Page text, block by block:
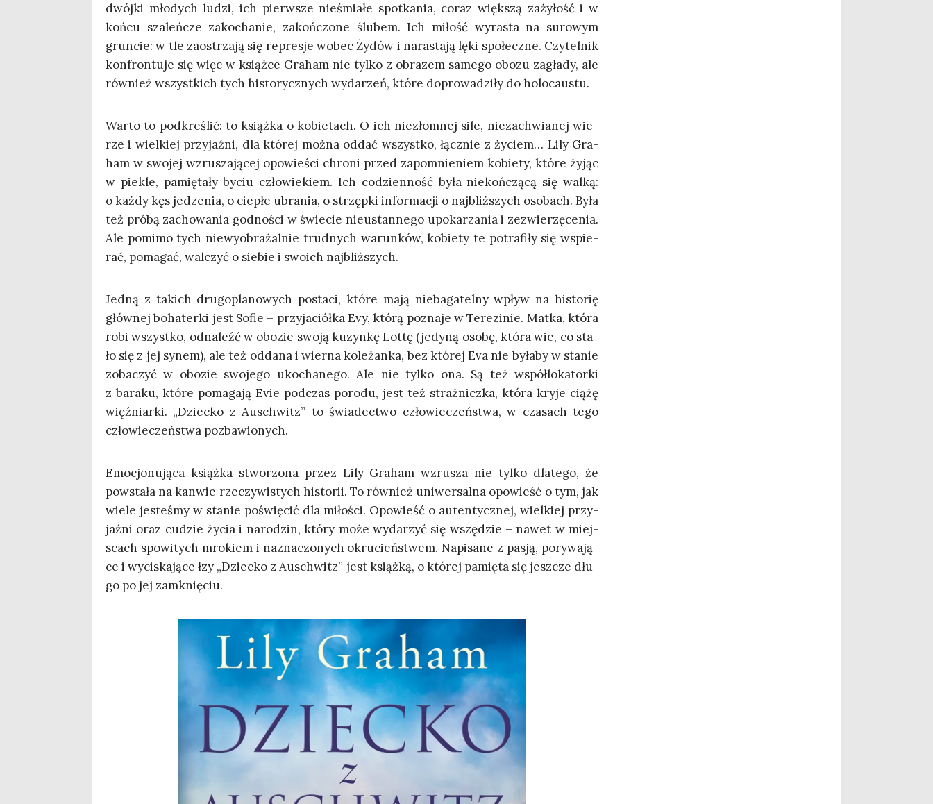
dwój­ki mło­dych ludzi, ich pierw­sze nie­śmia­łe spo­tka­nia, coraz więk­szą zaży­łość i w
koń­cu sza­leń­cze zako­cha­nie, zakoń­czo­ne ślu­bem. Ich miłość wyra­sta na suro­wym
grun­cie: w tle zaostrza­ją się repre­sje wobec Żydów i nara­sta­ją lęki spo­łecz­ne. Czy­tel­nik
kon­fron­tu­je się więc w książ­ce Gra­ham nie tyl­ko z obra­zem same­go obo­zu zagła­dy, ale
rów­nież wszyst­kich tych histo­rycz­nych wyda­rzeń, któ­re dopro­wa­dzi­ły do holocaustu.
War­to to pod­kre­ślić: to książ­ka o kobie­tach. O ich nie­złom­nej sile, nie­za­chwia­nej wie­
rze i wiel­kiej przy­jaź­ni, dla któ­rej moż­na oddać wszyst­ko, łącz­nie z życiem… Lily Gra­
ham w swo­jej wzru­sza­ją­cej opo­wie­ści chro­ni przed zapo­mnie­niem kobie­ty, któ­re żyjąc
w pie­kle, pamię­ta­ły byciu czło­wie­kiem. Ich codzien­ność była nie­koń­czą­cą się wal­ką:
o każ­dy kęs jedze­nia, o cie­płe ubra­nia, o strzęp­ki infor­ma­cji o naj­bliż­szych oso­bach. Była
też pró­bą zacho­wa­nia god­no­ści w świe­cie nie­ustan­ne­go upo­ka­rza­nia i zezwie­rzę­ce­nia.
Ale pomi­mo tych nie­wy­obra­żal­nie trud­nych warun­ków, kobie­ty te potra­fi­ły się wspie­
rać, poma­gać, wal­czyć o sie­bie i swo­ich najbliższych.
Jed­ną z takich dru­go­pla­no­wych posta­ci, któ­re mają nie­ba­ga­tel­ny wpływ na histo­rię
głów­nej boha­ter­ki jest Sofie – przy­ja­ciół­ka Evy, któ­rą pozna­je w Tere­zi­nie. Mat­ka, któ­ra
robi wszyst­ko, odna­leźć w obo­zie swo­ją kuzyn­kę Lot­tę (jedy­ną oso­bę, któ­ra wie, co sta­
ło się z jej synem), ale też odda­na i wier­na kole­żan­ka, bez któ­rej Eva nie była­by w sta­nie
zoba­czyć w obo­zie swo­je­go uko­cha­ne­go. Ale nie tyl­ko ona. Są też współ­lo­ka­tor­ki
z bara­ku, któ­re poma­ga­ją Evie pod­czas poro­du, jest też straż­nicz­ka, któ­ra kry­je cią­żę
więź­niar­ki. „Dziec­ko z Auschwitz” to świa­dec­two czło­wie­czeń­stwa, w cza­sach tego
czło­wie­czeń­stwa pozbawionych.
Emo­cjo­nu­ją­ca książ­ka stwo­rzo­na przez Lily Gra­ham wzru­sza nie tyl­ko dla­te­go, że
powsta­ła na kan­wie rze­czy­wi­stych histo­rii. To rów­nież uni­wer­sal­na opo­wieść o tym, jak
wie­le jeste­śmy w sta­nie poświę­cić dla miło­ści. Opo­wieść o auten­tycz­nej, wiel­kiej przy­
jaź­ni oraz cudzie życia i naro­dzin, któ­ry może wyda­rzyć się wszę­dzie – nawet w miej­
scach spo­wi­tych mro­kiem i nazna­czo­nych okru­cień­stwem. Napi­sa­ne z pasją, pory­wa­ją­
ce i wyci­ska­ją­ce łzy „Dziec­ko z Auschwitz” jest książ­ką, o któ­rej pamię­ta się jesz­cze dłu­
go po jej zamknięciu.